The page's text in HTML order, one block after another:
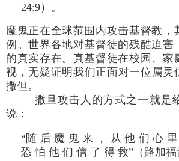
24:9）。
魔鬼正在全球范围内攻击基督教，
例。世界各地对基督徒的残酷迫害
的真实存在。真基督徒在校园、家
视，无疑证明我们正面对一位属
撒但。
撒旦攻击人的方式之一就是
说：
“随 后 魔 鬼 来 ， 从 他 们 心 里
恐 怕 他 们 信 了 得 救”（路加福